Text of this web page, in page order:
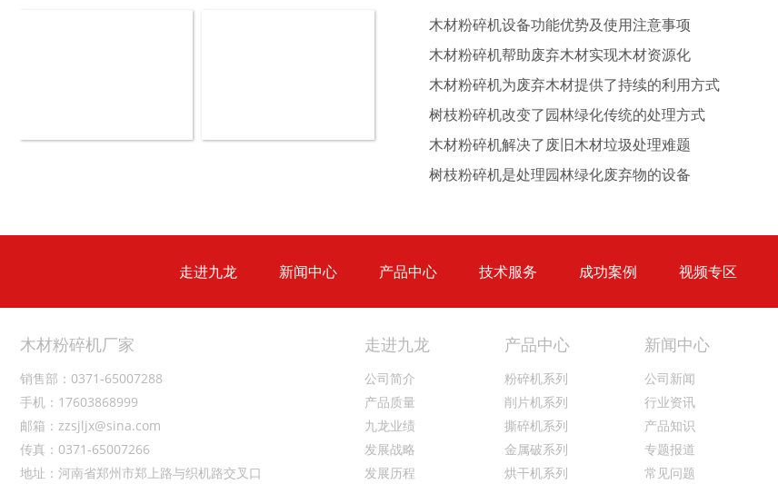
圆盘破碎机 综合破碎机
大型秸秆粉碎机 废旧轮胎胶粉设备...
木材粉碎机设备功能优势及使用注意事项
木材粉碎机帮助废弃木材实现木材资源化
木材粉碎机为废弃木材提供了持续的利用方式
树枝粉碎机改变了园林绿化传统的处理方式
木材粉碎机解决了废旧木材垃圾处理难题
树枝粉碎机是处理园林绿化废弃物的设备
走进九龙 新闻中心 产品中心 技术服务 成功案例 视频专区
木材粉碎机厂家
销售部：0371-65007288
手机：17603868999
邮箱：zzsjljx@sina.com
传真：0371-65007266
地址：河南省郑州市郑上路与织机路交叉口
走进九龙
公司简介
产品质量
九龙业绩
发展战略
发展历程
产品中心
粉碎机系列
削片机系列
撕碎机系列
金属破系列
烘干机系列
新闻中心
公司新闻
行业资讯
产品知识
专题报道
常见问题